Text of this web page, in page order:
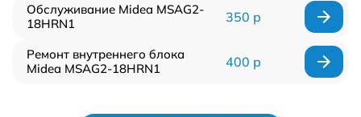
Обслуживание Midea MSAG2-
18HRN1
350 р
Ремонт внутреннего блока
Midea MSAG2-18HRN1
400 р